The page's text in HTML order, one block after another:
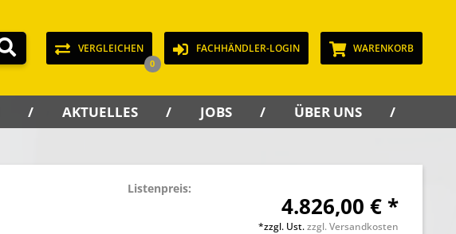
VERGLEICHEN
0
FACHHÄNDLER-LOGIN WARENKORB
AKTUELLES JOBS ÜBER UNS
Listenpreis:
4.826,00 € *
*zzgl. Ust.zzgl. Versandkosten